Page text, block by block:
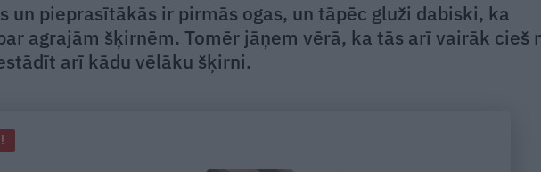
un pieprasītākās ir pirmās ogas, un tāpēc gluži dabiski, ka
agrajām šķirnēm. Tomēr jāņem vērā, ka tās arī vairāk cieš
arī kādu vēlāku šķirni.